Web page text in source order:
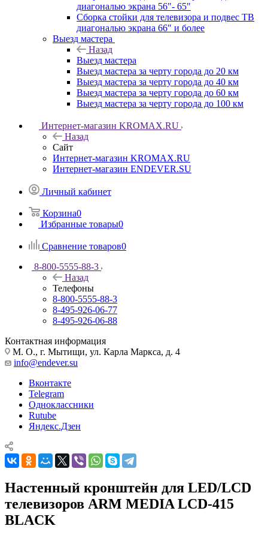
диагональю экрана 56"- 65"
Сборка стойки для телевизора и подвес ТВ
диагональю экрана 66" и более
Выезд мастера
Назад
Выезд мастера
Выезд мастера за черту города до 20 км
Выезд мастера за черту города до 40 км
Выезд мастера за черту города до 60 км
Выезд мастера за черту города до 100 км
Интернет-магазин KROMAX.RU
Назад
Сайт
Интернет-магазин KROMAX.RU
Интернет-магазин ENDEVER.SU
Личный кабинет
Корзина0
Избранные товары0
Сравнение товаров0
8-800-5555-88-3
Назад
Телефоны
8-800-5555-88-3
8-495-926-06-77
8-495-926-06-88
Контактная информация
М. О., г. Мытищи, ул. Карла Маркса, д. 4
info@endever.su
Вконтакте
Telegram
Одноклассники
Rutube
Яндекс.Дзен
Настенный кронштейн для LED/LCD
телевизоров ARM MEDIA LCD-415
BLACK